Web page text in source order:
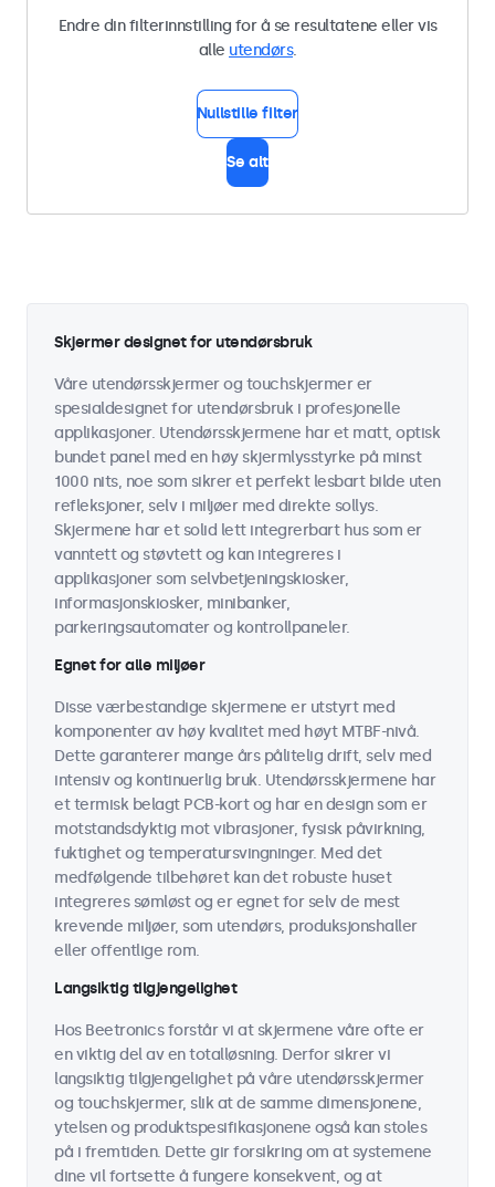
Endre din filterinnstilling for å se resultatene eller vis
alle utendørs.
Nullstille filter
Se alt
Skjermer designet for utendørsbruk
Våre utendørsskjermer og touchskjermer er
spesialdesignet for utendørsbruk i profesjonelle
applikasjoner. Utendørsskjermene har et matt, optisk
bundet panel med en høy skjermlysstyrke på minst
1000 nits, noe som sikrer et perfekt lesbart bilde uten
refleksjoner, selv i miljøer med direkte sollys.
Skjermene har et solid lett integrerbart hus som er
vanntett og støvtett og kan integreres i
applikasjoner som selvbetjeningskiosker,
informasjonskiosker, minibanker,
parkeringsautomater og kontrollpaneler.
Egnet for alle miljøer
Disse værbestandige skjermene er utstyrt med
komponenter av høy kvalitet med høyt MTBF-nivå.
Dette garanterer mange års pålitelig drift, selv med
intensiv og kontinuerlig bruk. Utendørsskjermene har
et termisk belagt PCB-kort og har en design som er
motstandsdyktig mot vibrasjoner, fysisk påvirkning,
fuktighet og temperatursvingninger. Med det
medfølgende tilbehøret kan det robuste huset
integreres sømløst og er egnet for selv de mest
krevende miljøer, som utendørs, produksjonshaller
eller offentlige rom.
Langsiktig tilgjengelighet
Hos Beetronics forstår vi at skjermene våre ofte er
en viktig del av en totalløsning. Derfor sikrer vi
langsiktig tilgjengelighet på våre utendørsskjermer
og touchskjermer, slik at de samme dimensjonene,
ytelsen og produktspesifikasjonene også kan stoles
på i fremtiden. Dette gir forsikring om at systemene
dine vil fortsette å fungere konsekvent, og at